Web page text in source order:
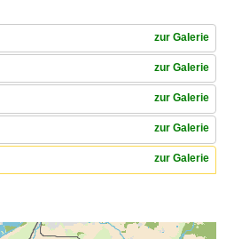
zur Galerie
zur Galerie
zur Galerie
zur Galerie
zur Galerie